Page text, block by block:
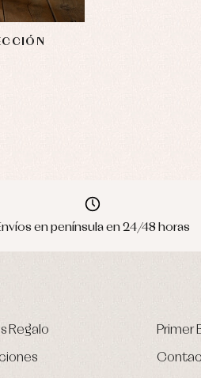
en península en 24/48 horas
Regalo Primer